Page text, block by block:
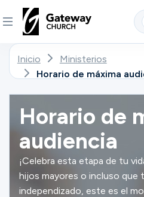
DESCUBRE
somos
Inicio
Ministerios
Horario de máxima
Horario de
audiencia
¡Celebra esta etapa de tu
hijos mayores o incluso que
independizado, este es el